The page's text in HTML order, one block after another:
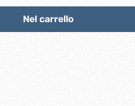
Nel carrello